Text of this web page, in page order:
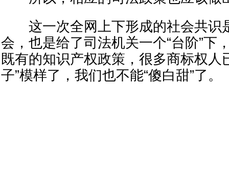
这一次全网上下形成的社会共识
会，也是给了司法机关一个“台阶”下
既有的知识产权政策，很多商标权人
子”模样了，我们也不能“傻白甜”了。